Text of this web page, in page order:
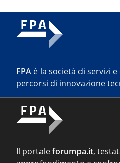
FPA è la società di servizi
percorsi di innovazione
Il portaleforumpa.it,